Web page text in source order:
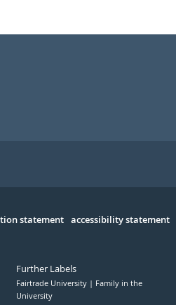
statement accessibility statement
Further Labels
Fairtrade University
Family in the
University